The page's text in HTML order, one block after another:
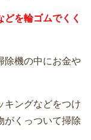
どを輪ゴムでくく
除機の中にお金や
キングなどをつけ
がくっついて掃除